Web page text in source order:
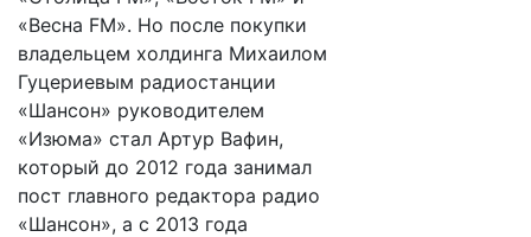
«Весна FM». Но после покупки
владельцем холдинга Михаилом
Гуцериевым радиостанции
«Шансон» руководителем
«Изюма» стал Артур Вафин,
который до 2012 года занимал
пост главного редактора радио
«Шансон», а с 2013 года